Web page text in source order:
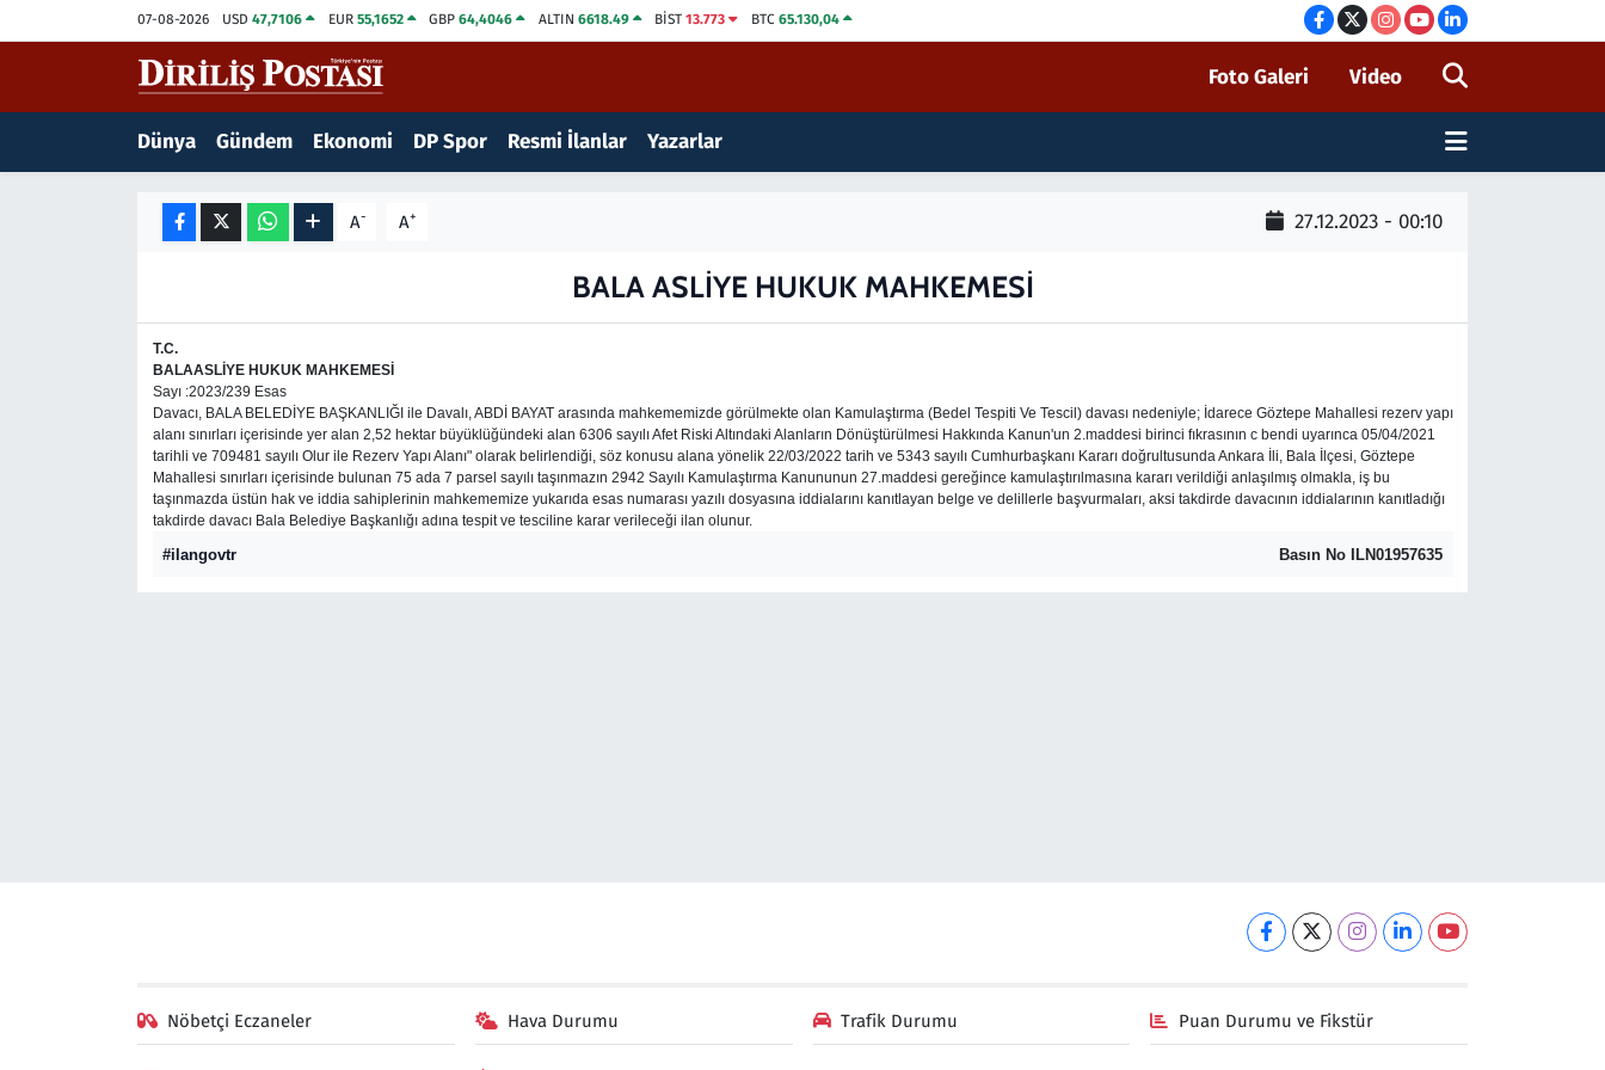
07-08-2026 USD47,7106 EUR 55,1652 GBP64,4046 ALTIN 6618.49 BİST13.773 BTC 65.130,04
Foto Galeri Video
Dünya Gündem Ekonomi DP Spor Resmi İlanlar Yazarlar
A- A+ 27.12.2023 - 00:10
BALA ASLİYE HUKUK MAHKEMESİ
T.C.
BALAASLİYE HUKUK MAHKEMESİ
Sayı :2023/239 Esas
Davacı, BALA BELEDİYE BAŞKANLIĞI ile Davalı, ABDİ BAYAT arasında mahkememizde görülmekte olan Kamulaştırma (Bedel Tespiti Ve Tescil) davası nedeniyle; İdarece Göztepe Mahallesi rezerv yapı
alanı sınırları içerisinde yer alan 2,52 hektar büyüklüğündeki alan 6306 sayılı Afet Riski Altındaki Alanların Dönüştürülmesi Hakkında Kanun'un 2.maddesi birinci fıkrasının c bendi uyarınca 05/04/2021
tarihli ve 709481 sayılı Olur ile Rezerv Yapı Alanı" olarak belirlendiği, söz konusu alana yönelik 22/03/2022 tarih ve 5343 sayılı Cumhurbaşkanı Kararı doğrultusunda Ankara İli, Bala İlçesi, Göztepe
Mahallesi sınırları içerisinde bulunan 75 ada 7 parsel sayılı taşınmazın 2942 Sayılı Kamulaştırma Kanununun 27.maddesi gereğince kamulaştırılmasına kararı verildiği anlaşılmış olmakla, iş bu
taşınmazda üstün hak ve iddia sahiplerinin mahkememize yukarıda esas numarası yazılı dosyasına iddialarını kanıtlayan belge ve delillerle başvurmaları, aksi takdirde davacının iddialarının kanıtladığı
takdirde davacı Bala Belediye Başkanlığı adına tespit ve tesciline karar verileceği ilan olunur.
#ilangovtr Basın No ILN01957635
Nöbetçi Eczaneler Hava Durumu Trafik Durumu Puan Durumu ve Fikstür
15 Temmuz Destanı
Analiz-Yorum
Elif Kuşağı
Nöbetçi Eczaneler
Hava Durumu
Trafik Durumu
Son Dakika Haberleri
Haber Arşivi